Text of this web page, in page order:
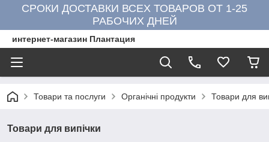
СРОКИ ДОСТАВКИ ВСЕХ ТОВАРОВ ОТ 1-25
РАБОЧИХ ДНЕЙ
интернет-магазин Плантация
Товари та послуги Органічні продукти Товари для
Товари для випічки